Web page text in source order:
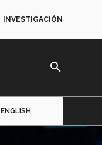
INVESTIGACIÓN
search
ENGLISH